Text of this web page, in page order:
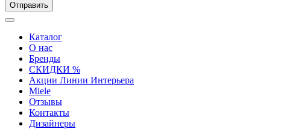
Отправить
Каталог
О нас
Бренды
СКИДКИ %
Акции Линии Интерьера
Miele
Отзывы
Контакты
Дизайнеры